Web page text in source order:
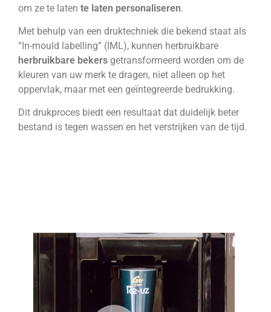
om ze te laten te laten personaliseren.
Met behulp van een druktechniek die bekend staat als
“In-mould labelling” (IML), kunnen herbruikbare
herbruikbare bekers getransformeerd worden om de
kleuren van uw merk te dragen, niet alleen op het
oppervlak, maar met een geïntegreerde bedrukking.
Dit drukproces biedt een resultaat dat duidelijk beter
bestand is tegen wassen en het verstrijken van de tijd.